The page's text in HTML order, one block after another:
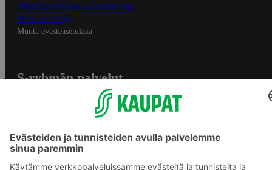
Mobiilisovelluksen saavutettavuus
Mainostajalle
Muuta evästeasetuksia
S-ryhmän palvelut
Yhteishyvä Ruoka -sovellus
S-ostoslista -sovellus
Prisma.fi